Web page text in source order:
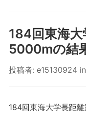
184回東海
5000mの結
投稿者: e15130924 in
184回東海大学長距